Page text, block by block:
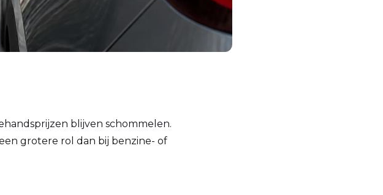
blijven schommelen.
grotere rol dan bij benzine- of